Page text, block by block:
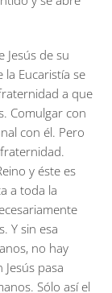
Jesús de su
la Eucaristía se
a que
Comulgar con
con él. Pero
y éste es
a toda la
Y sin esa
no hay
pasa
Sólo así el